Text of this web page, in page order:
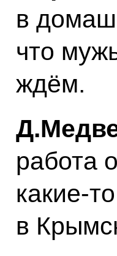
в
что
ждём.
работа
в